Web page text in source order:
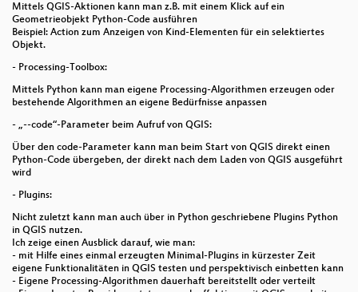
Mittels QGIS-Aktionen kann man z.B. mit einem Klick auf ein
Geometrieobjekt Python-Code ausführen
Beispiel: Action zum Anzeigen von Kind-Elementen für ein selektiertes
Objekt.
- Processing-Toolbox:
Mittels Python kann man eigene Processing-Algorithmen erzeugen oder
bestehende Algorithmen an eigene Bedürfnisse anpassen
- „--code“-Parameter beim Aufruf von QGIS:
Über den code-Parameter kann man beim Start von QGIS direkt einen
Python-Code übergeben, der direkt nach dem Laden von QGIS ausgeführt
wird
- Plugins:
Nicht zuletzt kann man auch über in Python geschriebene Plugins Python
in QGIS nutzen.
Ich zeige einen Ausblick darauf, wie man:
- mit Hilfe eines einmal erzeugten Minimal-Plugins in kürzester Zeit
eigene Funktionalitäten in QGIS testen und perspektivisch einbetten kann
- Eigene Processing-Algorithmen dauerhaft bereitstellt oder verteilt